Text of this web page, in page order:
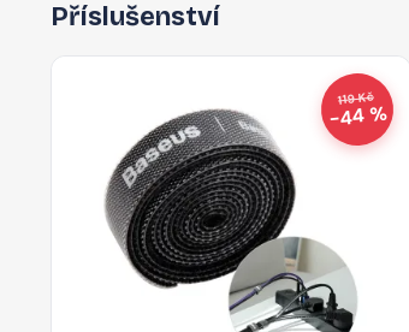
Příslušenství
119 Kč
−44 %